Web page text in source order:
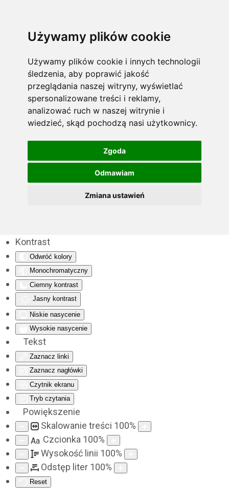
Używamy plików cookie
Używamy plików cookie i innych technologii
śledzenia, aby poprawić jakość
przeglądania naszej witryny, wyświetlać
spersonalizowane treści i reklamy,
analizować ruch w naszej witrynie i
wiedzieć, skąd pochodzą nasi użytkownicy.
Zgoda
Odmawiam
Zmiana ustawień
Kontrast
Odwróć kolory
Monochromatyczny
Ciemny kontrast
Jasny kontrast
Niskie nasycenie
Wysokie nasycenie
Tekst
Zaznacz linki
Zaznacz nagłówki
Czytnik ekranu
Tryb czytania
Powiększenie
Skalowanie treści 100%
Aa Czcionka 100%
Wysokość linii 100%
Odstęp liter 100%
Reset